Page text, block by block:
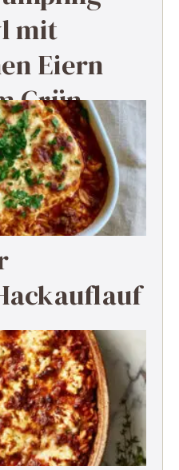
mit
Eiern
Grün